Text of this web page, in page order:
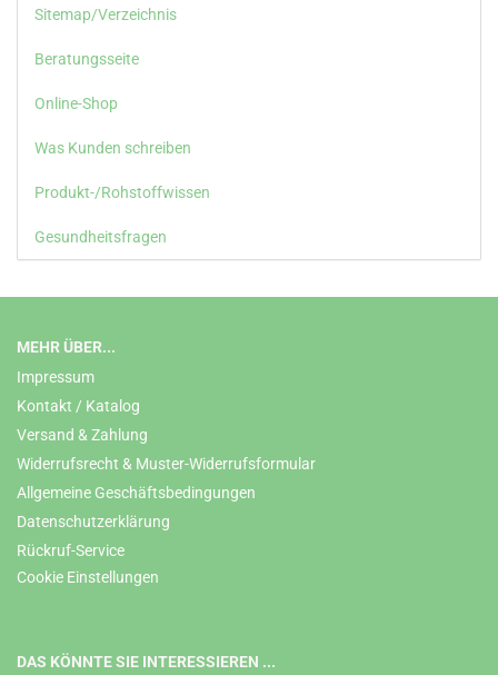
Sitemap/Verzeichnis
Beratungsseite
Online-Shop
Was Kunden schreiben
Produkt-/Rohstoffwissen
Gesundheitsfragen
MEHR ÜBER...
Impressum
Kontakt / Katalog
Versand & Zahlung
Widerrufsrecht & Muster-Widerrufsformular
Allgemeine Geschäftsbedingungen
Datenschutzerklärung
Rückruf-Service
Cookie Einstellungen
DAS KÖNNTE SIE INTERESSIEREN ...